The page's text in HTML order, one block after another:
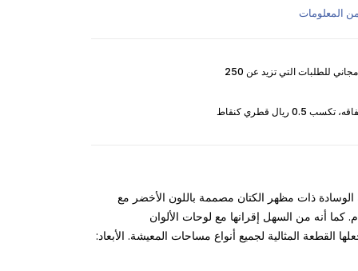
المعلومات
الوسادة ذات مظهر الكتان مصممة باللون الأخضر مع
أنه من السهل إقرانها مع لوحات الألوان
القطعة المثالية لجميع أنواع مساحات المعيشة. الأبعاد: